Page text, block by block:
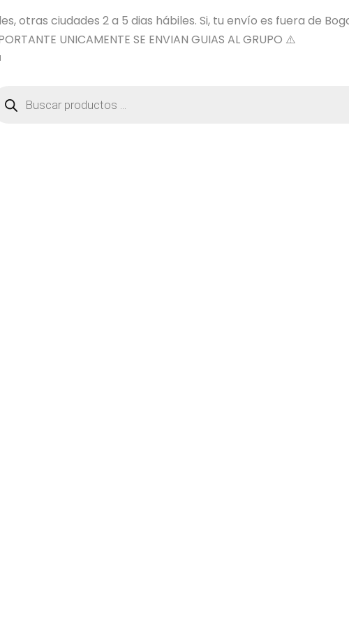
otras ciudades 2 a 5 dias hábiles. Si, tu envío es fuera de
UNICAMENTE SE ENVIAN GUIAS AL GRUPO ⚠️